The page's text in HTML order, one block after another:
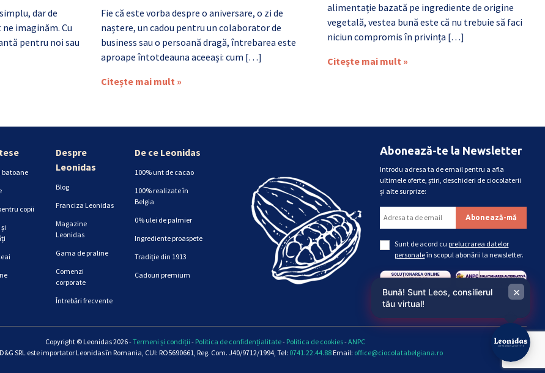
dar de
imaginăm. Cu
pentru noi sau
Fie că este vorba despre o aniversare, o zi de
naștere, un cadou pentru un colaborator de
business sau o persoană dragă, întrebarea este
aproape întotdeauna aceeași: cum […]
Citește mai mult »
alimentație bazată pe ingrediente de origine
vegetală, vestea bună este că nu trebuie să faci
niciun compromis în privința […]
Citește mai mult »
batoane
copii
Despre
Leonidas
Blog
Franciza Leonidas
Magazine
Leonidas
Gama de praline
Comenzi
corporate
Întrebări frecvente
De ce Leonidas
100% unt de cacao
100% realizate în
Belgia
0% ulei de palmier
Ingrediente proaspete
Tradiție din 1913
Cadouri premium
Abonează-te la Newsletter
Introdu adresa ta de email pentru a afla
ultimele oferte, știri, deschideri de ciocolaterii
și alte surprize:
Sunt de acord cu prelucrarea datelor
personaleîn scopul abonării la newsletter.
Copyright © Leonidas 2026 -Termeni și condiții - Politica de confidențialitate- Politica de cookies-ANPC
D&G SRL este importator Leonidas în Romania, CUI: RO5690661, Reg. Com. J40/9712/1994, Tel: 0741.22.44.88 Email: office@ciocolatabelgiana.ro
Bună! Sunt Leos, consilierul
tău virtual!
×